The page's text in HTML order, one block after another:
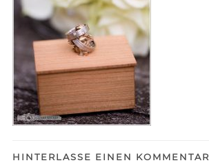
HINTERLASSE EINEN KOMMENTAR